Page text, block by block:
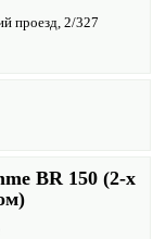
проезд, 2/327
BR 150 (2-х